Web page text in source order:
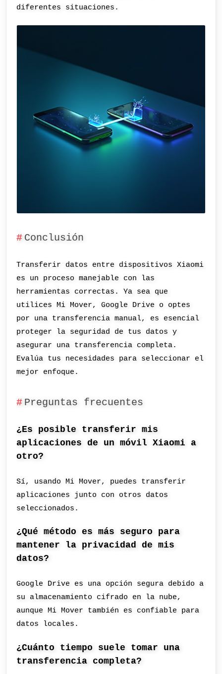
diferentes situaciones.
Conclusión
Transferir datos entre dispositivos Xiaomi
es un proceso manejable con las
herramientas correctas. Ya sea que
utilices Mi Mover, Google Drive o optes
por una transferencia manual, es esencial
proteger la seguridad de tus datos y
asegurar una transferencia completa.
Evalúa tus necesidades para seleccionar el
mejor enfoque.
Preguntas frecuentes
¿Es posible transferir mis
aplicaciones de un móvil Xiaomi a
otro?
Sí, usando Mi Mover, puedes transferir
aplicaciones junto con otros datos
seleccionados.
¿Qué método es más seguro para
mantener la privacidad de mis
datos?
Google Drive es una opción segura debido a
su almacenamiento cifrado en la nube,
aunque Mi Mover también es confiable para
datos locales.
¿Cuánto tiempo suele tomar una
transferencia completa?